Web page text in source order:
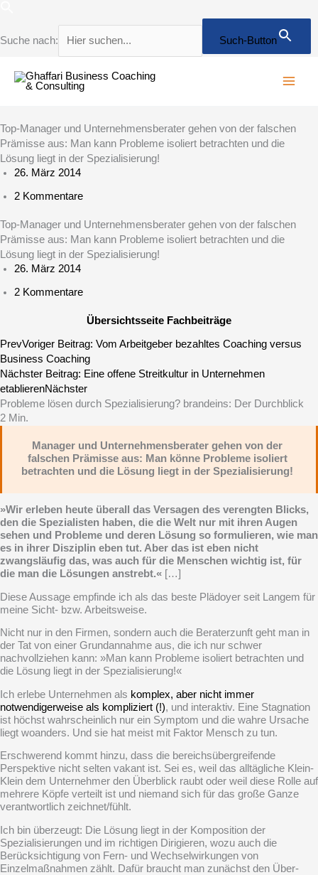
Suche nach: Such-Button
springen
Top-Manager und Unternehmensberater gehen von der falschen
Prämisse aus: Man kann Probleme isoliert betrachten und die
Lösung liegt in der Spezialisierung!
26. März 2014
2 Kommentare
Top-Manager und Unternehmensberater gehen von der falschen
Prämisse aus: Man kann Probleme isoliert betrachten und die
Lösung liegt in der Spezialisierung!
26. März 2014
2 Kommentare
Übersichtsseite Fachbeiträge
PrevVoriger Beitrag: Vom Arbeit­geber bezahltes Coaching versus
Business Coaching
Nächster Beitrag: Eine offene Streitkultur in Unternehmen
etablierenNächster
Probleme lösen durch Spezialisierung? brandeins: Der Durchblick
2 Min.
Manager und Unternehmensberater gehen von der
falschen Prämisse aus: Man könne Probleme isoliert
betrachten und die Lösung liegt in der Spezialisierung!
»Wir erleben heute überall das Versagen des verengten Blicks,
den die Spezialisten haben, die die Welt nur mit ihren Augen
sehen und Probleme und deren Lösung so formulieren, wie man
es in ihrer Disziplin eben tut. Aber das ist eben nicht
zwangsläufig das, was auch für die Menschen wichtig ist, für
die man die Lösungen anstrebt.« […]
Diese Aussage empfinde ich als das beste Plädoyer seit Langem für
meine Sicht- bzw. Arbeitsweise.
Nicht nur in den Firmen, sondern auch die Beraterzunft geht man in
der Tat von einer Grundannahme aus, die ich nur schwer
nachvollziehen kann: »Man kann Probleme isoliert betrachten und
die Lösung liegt in der Spezialisierung!«
Ich erlebe Unternehmen als komplex, aber nicht immer
notwendigerweise als kompliziert (!), und interaktiv. Eine Stagnation
ist höchst wahrscheinlich nur ein Symptom und die wahre Ursache
liegt woanders. Und sie hat meist mit Faktor Mensch zu tun.
Erschwe­rend kommt hinzu, dass die bereichs­über­grei­fende
Perspek­tive nicht selten vakant ist. Sei es, weil das alltäg­liche Klein-
Klein dem Unter­nehmer den Überblick raubt oder weil diese Rolle auf
mehrere Köpfe verteilt ist und niemand sich für das große Ganze
verant­wort­lich zeichnet/fühlt.
Ich bin überzeugt: Die Lösung liegt in der Komposition der
Spezialisierungen und im richtigen Dirigieren, wozu auch die
Berücksichtigung von Fern- und Wechselwirkungen von
Einzelmaßnahmen zählt. Dafür braucht man zunächst den Über-